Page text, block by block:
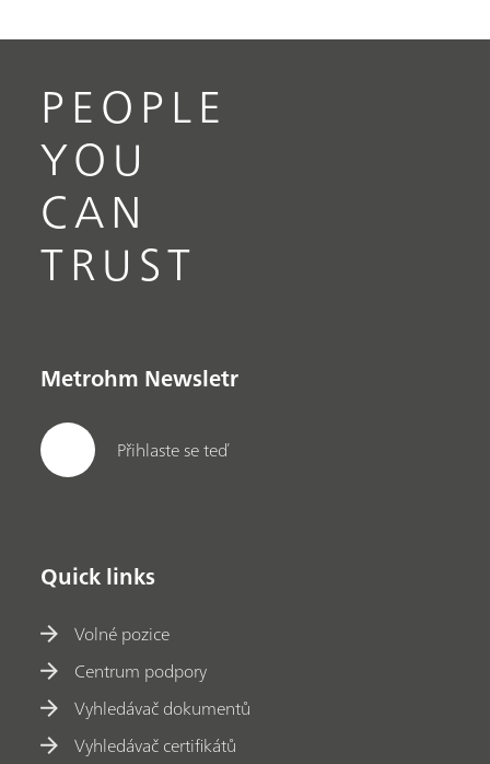
PEOPLE
YOU
CAN
TRUST
Metrohm Newsletr
Přihlaste se teď
Quick links
Volné pozice
Centrum podpory
Vyhledávač dokumentů
Vyhledávač certifikátů